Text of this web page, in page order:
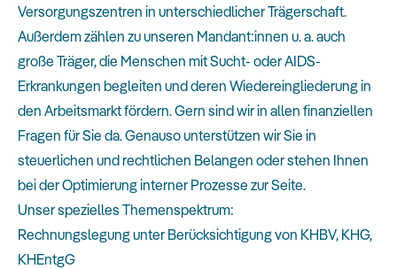
Versorgungszentren in unterschiedlicher Trägerschaft.
Außerdem zählen zu unseren Mandant:innen u. a. auch
große Träger, die Menschen mit Sucht- oder AIDS-
Erkrankungen begleiten und deren Wiedereingliederung in
den Arbeitsmarkt fördern. Gern sind wir in allen finanziellen
Fragen für Sie da. Genauso unterstützen wir Sie in
steuerlichen und rechtlichen Belangen oder stehen Ihnen
bei der Optimierung interner Prozesse zur Seite.
Unser spezielles Themenspektrum:
Rechnungslegung unter Berücksichtigung von KHBV, KHG,
KHEntgG